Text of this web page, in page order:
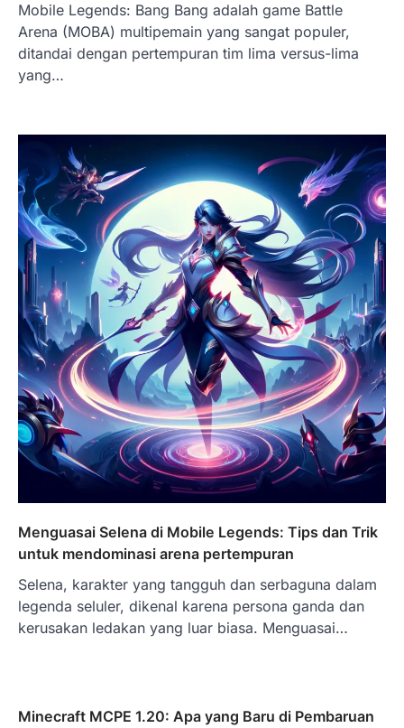
Mobile Legends: Bang Bang adalah game Battle
Arena (MOBA) multipemain yang sangat populer,
ditandai dengan pertempuran tim lima versus-lima
yang…
Menguasai Selena di Mobile Legends: Tips dan Trik
untuk mendominasi arena pertempuran
Selena, karakter yang tangguh dan serbaguna dalam
legenda seluler, dikenal karena persona ganda dan
kerusakan ledakan yang luar biasa. Menguasai…
Minecraft MCPE 1.20: Apa yang Baru di Pembaruan